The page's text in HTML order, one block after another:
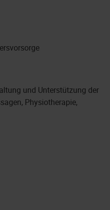
und Unterstützung der
Physiotherapie,